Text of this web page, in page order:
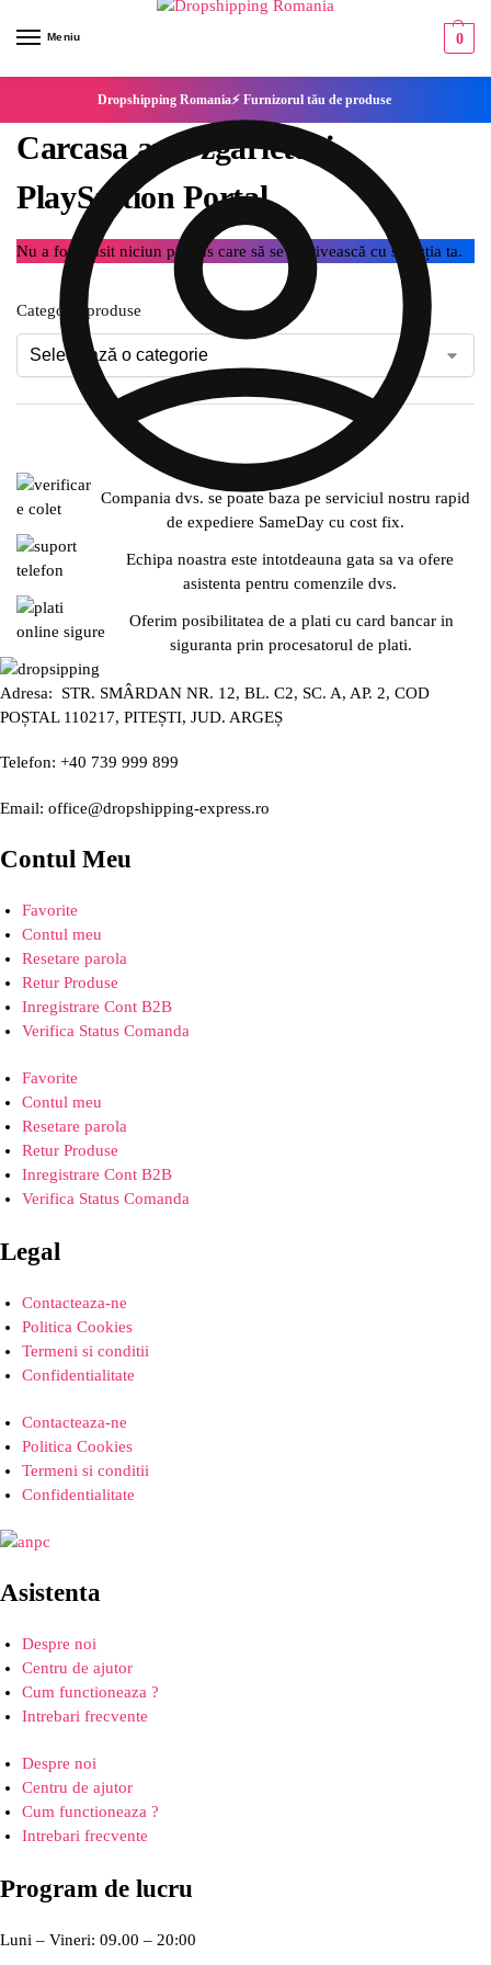
Meniu 0
Dropshipping Romania⚡ Furnizorul tău de produse
Carcasa anti-zgarieturi
PlayStation Portal
Nu a fost găsit niciun produs care să se potrivească cu selecția ta.
Categorie produse
Compania dvs. se poate baza pe serviciul nostru rapid
de expediere SameDay cu cost fix.
Echipa noastra este intotdeauna gata sa va ofere
asistenta pentru comenzile dvs.
Oferim posibilitatea de a plati cu card bancar in
siguranta prin procesatorul de plati.
Adresa: STR. SMÂRDAN NR. 12, BL. C2, SC. A, AP. 2, COD
POȘTAL 110217, PITEȘTI, JUD. ARGEȘ
Telefon: +40 739 999 899
Email: office@dropshipping-express.ro
Contul Meu
Favorite
Contul meu
Resetare parola
Retur Produse
Inregistrare Cont B2B
Verifica Status Comanda
Favorite
Contul meu
Resetare parola
Retur Produse
Inregistrare Cont B2B
Verifica Status Comanda
Legal
Contacteaza-ne
Politica Cookies
Termeni si conditii
Confidentialitate
Contacteaza-ne
Politica Cookies
Termeni si conditii
Confidentialitate
Asistenta
Despre noi
Centru de ajutor
Cum functioneaza ?
Intrebari frecvente
Despre noi
Centru de ajutor
Cum functioneaza ?
Intrebari frecvente
Program de lucru
Luni – Vineri: 09.00 – 20:00